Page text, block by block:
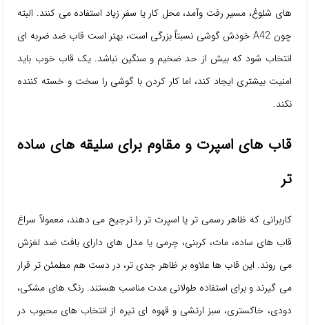
های شلوغ، مسیر رفت وآمد، محل کار یا سفر زیاد استفاده می کنند. البته
چون A42 خودش گوشی نسبتاً بزرگی است، بهتر است قاب ضد ضربه ای
انتخاب شود که بیش از حد ضخیم و سنگین نباشد. یک قاب خوب باید
امنیت بیشتری ایجاد کند، اما کار کردن با گوشی را سخت و خسته کننده
نکند.
قاب های اسپرت و مقاوم برای سلیقه های ساده
تر
کاربرانی که ظاهر رسمی تر یا اسپرت تر را ترجیح می دهند، معمولاً سراغ
قاب های ساده، مات، کربنی، چرمی یا مدل های دارای بافت ضد لغزش
می روند. این قاب ها علاوه بر ظاهر جدی تر، در دست هم مطمئن تر قرار
می گیرند و برای استفاده طولانی مدت مناسب هستند. رنگ های مشکی،
دودی، خاکستری، سبز ارتشی و قهوه ای تیره از انتخاب های محبوب در